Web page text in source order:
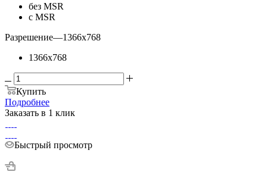
без MSR
с MSR
Разрешение—1366x768
1366x768
Купить
Подробнее
Заказать в 1 клик
Быстрый просмотр